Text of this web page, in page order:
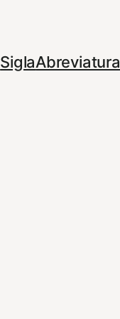
SiglaAbreviatura